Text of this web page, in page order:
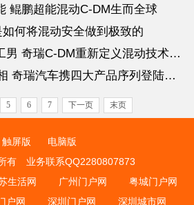
鲲鹏超能混动C-DM生而全球
如何将混动安全做到极致的
奇瑞C-DM重新定义混动技术新标准
瑞汽车携四大产品序列登陆广州车展
5 6 7 下一页 末页
触屏版
电脑版
有
业务联系QQ2280807873
生活网 广州门户网
粤城门户网
户网 深圳门户网 深圳城市网